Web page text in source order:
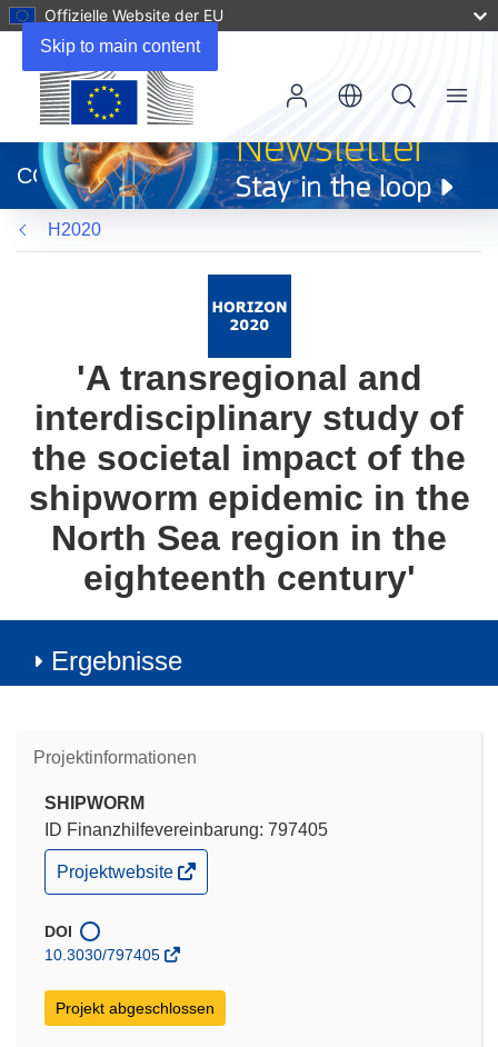
Skip to main content
Offizielle Website der EU
neuem
Fenster)
CORDIS
Menu
H2020
'A transregional and
interdisciplinary study of
the societal impact of the
shipworm epidemic in the
North Sea region in the
eighteenth century'
Ergebnisse
Projektinformationen
SHIPWORM
ID Finanzhilfevereinbarung: 797405
(öffnet
in
Fenster)
Projektwebsite
DOI
10.3030/797405
Projekt abgeschlossen